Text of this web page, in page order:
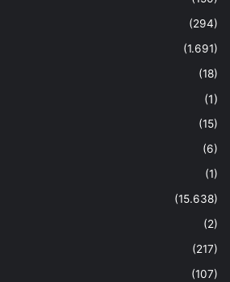
(294)
(1.691)
(18)
(1)
(15)
(6)
(1)
(15.638)
(2)
(217)
(107)